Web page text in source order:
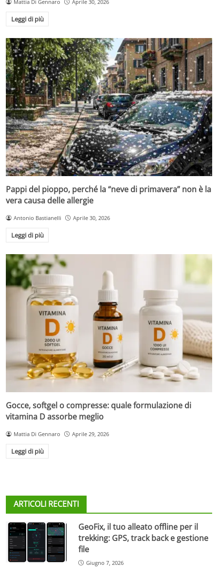
Mattia Di Gennaro Aprile 30, 2026
Leggi di più
Pappi del pioppo, perché la “neve di primavera” non è la
vera causa delle allergie
Antonio Bastianelli Aprile 30, 2026
Leggi di più
Gocce, softgel o compresse: quale formulazione di
vitamina D assorbe meglio
Mattia Di Gennaro Aprile 29, 2026
Leggi di più
ARTICOLI RECENTI
GeoFix, il tuo alleato offline per il
trekking: GPS, track back e gestione
file
Giugno 7, 2026